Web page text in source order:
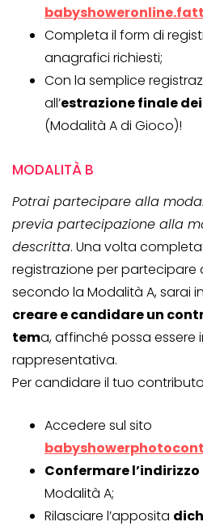
Completa il form di
anagrafici richiesti;
Con la semplice
all’estrazione finale
(Modalità A di Gioco)!
MODALITÀ B
Potrai partecipare alla
previa partecipazione alla
descritta. Una volta
registrazione per partecipare
secondo la Modalità A, sarai
creare e candidare un
tema, affinché possa essere
rappresentativa.
Per candidare il tuo
Accedere sul sito
Confermare
Modalità A;
Rilasciare l’apposita